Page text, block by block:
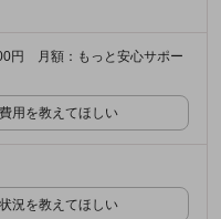
円 月額：もっと安心サポー
用を教えてほしい
況を教えてほしい